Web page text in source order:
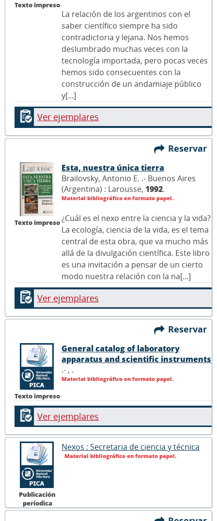
Texto impreso
La relación de los argentinos con el
saber científico siempre ha sido
contradictoria y lejana. Nos hemos
deslumbrado muchas veces con la
tecnología importada, pero pocas veces
hemos sido consecuentes con la
construcción de un andamiaje público
y[...]
Ver ejemplares
Reservar
Texto impreso
Esta, nuestra única tierra
Brailovsky, Antonio E. .- Buenos Aires
(Argentina) : Larousse, 1992.
Material bibliográfico en formato papel.
¿Cuál es el nexo entre la ciencia y la vida?
La ecología, ciencia de la vida, es el tema
central de esta obra, que va mucho más
allá de la divulgación científica. Este libro
es una invitación a pensar de un cierto
modo nuestra relación con la na[...]
Ver ejemplares
Reservar
Texto impreso
General catalog of laboratory
apparatus and scientific instruments
.- , .
Material bibliográfico en formato papel.
Ver ejemplares
Publicación
períodica
Nexos : Secretaria de ciencia y técnica
Material bibliográfico en formato papel.